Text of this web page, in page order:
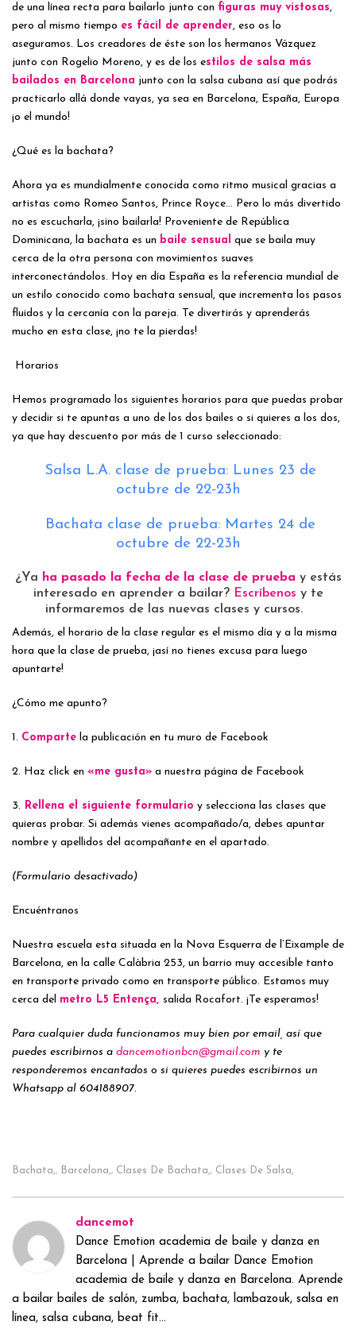
de una línea recta para bailarlo junto con figuras muy vistosas,
pero al mismo tiempo es fácil de aprender, eso os lo
aseguramos. Los creadores de éste son los hermanos Vázquez
junto con Rogelio Moreno, y es de los estilos de salsa más
bailados en Barcelona junto con la salsa cubana así que podrás
practicarlo allá donde vayas, ya sea en Barcelona, España, Europa
¡o el mundo!
¿Qué es la bachata?
Ahora ya es mundialmente conocida como ritmo musical gracias a
artistas como Romeo Santos, Prince Royce… Pero lo más divertido
no es escucharla, ¡sino bailarla! Proveniente de República
Dominicana, la bachata es un baile sensual que se baila muy
cerca de la otra persona con movimientos suaves
interconectándolos. Hoy en día España es la referencia mundial de
un estilo conocido como bachata sensual, que incrementa los pasos
fluidos y la cercanía con la pareja. Te divertirás y aprenderás
mucho en esta clase, ¡no te la pierdas!
Horarios
Hemos programado los siguientes horarios para que puedas probar
y decidir si te apuntas a uno de los dos bailes o si quieres a los dos,
ya que hay descuento por más de 1 curso seleccionado:
Salsa L.A. clase de prueba: Lunes 23 de
octubre de 22-23h
Bachata clase de prueba: Martes 24 de
octubre de 22-23h
¿Ya ha pasado la fecha de la clase de prueba y estás
interesado en aprender a bailar? Escríbenos y te
informaremos de las nuevas clases y cursos.
Además, el horario de la clase regular es el mismo día y a la misma
hora que la clase de prueba, ¡así no tienes excusa para luego
apuntarte!
¿Cómo me apunto?
1. Comparte la publicación en tu muro de Facebook
2. Haz click en «me gusta» a nuestra página de Facebook
3. Rellena el siguiente formulario y selecciona las clases que
quieras probar. Si además vienes acompañado/a, debes apuntar
nombre y apellidos del acompañante en el apartado.
(Formulario desactivado)
Encuéntranos
Nuestra escuela esta situada en la Nova Esquerra de l’Eixample de
Barcelona, en la calle Calàbria 253, un barrio muy accesible tanto
en transporte privado como en transporte público. Estamos muy
cerca del metro L5 Entença, salida Rocafort. ¡Te esperamos!
Para cualquier duda funcionamos muy bien por email, así que
puedes escribirnos a dancemotionbcn@gmail.com y te
responderemos encantados o si quieres puedes escribirnos un
Whatsapp al 604188907.
Bachata,, Barcelona,, Clases De Bachata,, Clases De Salsa,
dancemot
Dance Emotion academia de baile y danza en
Barcelona | Aprende a bailar Dance Emotion
academia de baile y danza en Barcelona. Aprende
a bailar bailes de salón, zumba, bachata, lambazouk, salsa en
línea, salsa cubana, beat fit...